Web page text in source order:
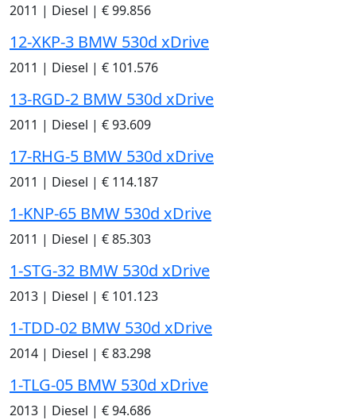
2011 | Diesel | € 99.856
12-XKP-3 BMW 530d xDrive
2011 | Diesel | € 101.576
13-RGD-2 BMW 530d xDrive
2011 | Diesel | € 93.609
17-RHG-5 BMW 530d xDrive
2011 | Diesel | € 114.187
1-KNP-65 BMW 530d xDrive
2011 | Diesel | € 85.303
1-STG-32 BMW 530d xDrive
2013 | Diesel | € 101.123
1-TDD-02 BMW 530d xDrive
2014 | Diesel | € 83.298
1-TLG-05 BMW 530d xDrive
2013 | Diesel | € 94.686